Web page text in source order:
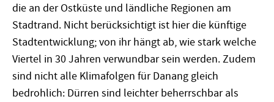
die an der Ostküste und ländliche Regionen am
Stadtrand. Nicht berücksichtigt ist hier die künftige
Stadtentwicklung; von ihr hängt ab, wie stark welche
Viertel in 30 Jahren verwundbar sein werden. Zudem
sind nicht alle Klimafolgen für Da­nang gleich
bedrohlich: Dürren sind leichter beherrschbar als